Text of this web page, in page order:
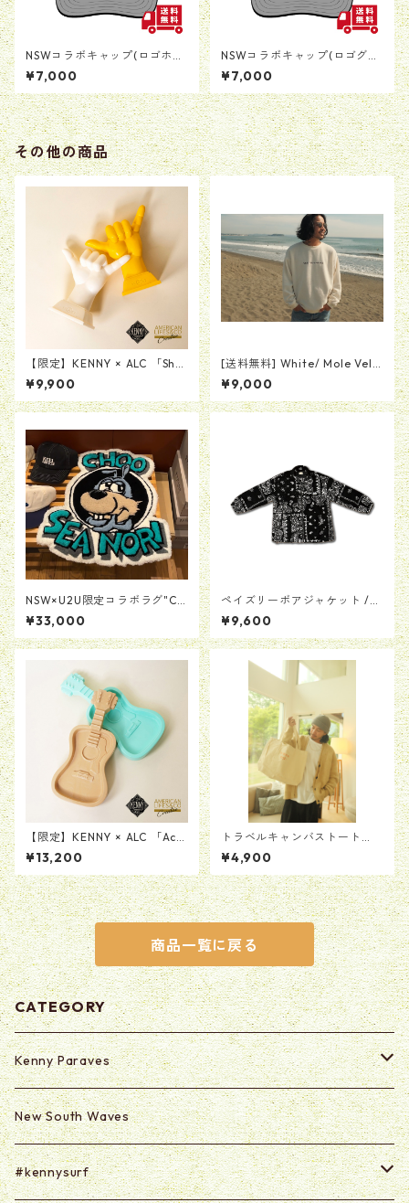
NSWコラボキャップ(ロゴホワ
イト)
¥7,000
NSWコラボキャップ(ロゴグレ
ー)
¥7,000
その他の商品
【限定】KENNY × ALC 「Sha
ka sign Ring Stand Product
by MAD SCULPTURES」レジ
ン製リングスタンド
¥9,900
[送料無料] White/ Mole Velo
r Crew Neck (モールベロアク
ルーネック ホワイト)
¥9,000
NSW×U2U限定コラボラグ"Ch
eers Bunney"
¥33,000
ペイズリーボアジャケット /
ブラック
¥9,600
【限定】KENNY × ALC 「Aco
ustic Guitar Tray Product b
y MAD SCULPTURES」レジン
製ギタートレイ
¥13,200
トラベルキャンバストート
【ホワイト】
¥4,900
商品一覧に戻る
CATEGORY
Kenny Paraves
Secret (Paraves Club Only)
Secret 0625-0703
New South Waves
#kennysurf